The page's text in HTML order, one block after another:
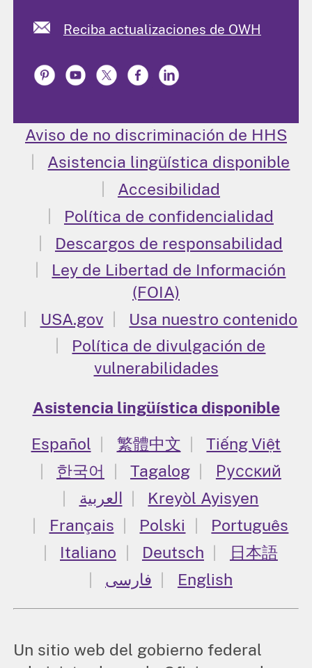
Reciba actualizaciones de OWH
Aviso de no discriminación de HHS
Asistencia lingüística disponible
Accesibilidad
Política de confidencialidad
Descargos de responsabilidad
Ley de Libertad de Información
(FOIA)
USA.gov
Usa nuestro contenido
Política de divulgación de
vulnerabilidades
Asistencia lingüística disponible
Español
繁體中文
Tiếng Việt
한국어
Tagalog
Русский
العربية
Kreyòl Ayisyen
Français
Polski
Português
Italiano
Deutsch
日本語
فارسی
English
Un sitio web del gobierno federal